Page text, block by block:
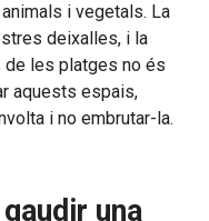
i vegetals. La
deixalles, i la
de les platges no és
aquests espais,
i no embrutar-la.
una